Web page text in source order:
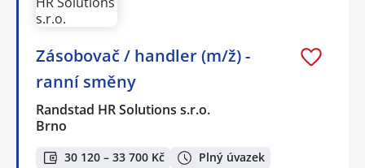
Zásobovač / handler (m/ž) -
ranní směny
Randstad HR Solutions s.r.o.
Brno
30 120 – 33 700 Kč Plný úvazek